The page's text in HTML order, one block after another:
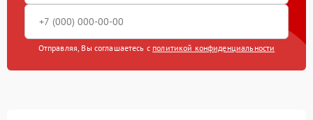
Отправляя, Вы соглашаетесь с политикой конфиденциальности